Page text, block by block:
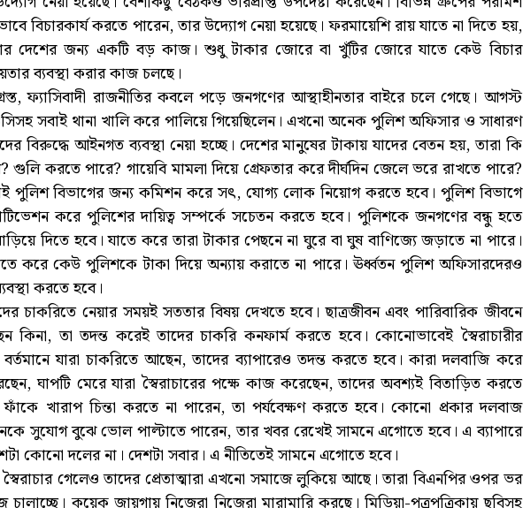
বিচারকার্য করতে পারেন, তার উদ্যোগ নেয়া হয়েছে। ফরমায়েশি রায় যাতে না দিতে হয়,
দেশের জন্য একটি বড় কাজ। শুধু টাকার জোরে বা খুঁটির জোরে যাতে কেউ বিচার
ব্যবস্থা করার কাজ চলছে।
ফ্যাসিবাদী রাজনীতির কবলে পড়ে জনগণের আস্থাহীনতার বাইরে চলে গেছে। আগস্ট
সবাই থানা খালি করে পালিয়ে গিয়েছিলেন। এখনো অনেক পুলিশ অফিসার ও সাধারণ
বিরুদ্ধে আইনগত ব্যবস্থা নেয়া হচ্ছে। দেশের মানুষের টাকায় যাদের বেতন হয়, তারা কি
করতে পারে? গায়েবি মামলা দিয়ে গ্রেফতার করে দীর্ঘদিন জেলে ভরে রাখতে পারে?
পুলিশ বিভাগের জন্য কমিশন করে সৎ, যোগ্য লোক নিয়োগ করতে হবে। পুলিশ বিভাগে
করে পুলিশের দায়িত্ব সম্পর্কে সচেতন করতে হবে। পুলিশকে জনগণের বন্ধু হতে
দিতে হবে। যাতে করে তারা টাকার পেছনে না ঘুরে বা ঘুষ বাণিজ্যে জড়াতে না পারে।
কেউ পুলিশকে টাকা দিয়ে অন্যায় করাতে না পারে। ঊর্ধ্বতন পুলিশ অফিসারদেরও
করতে হবে।
চাকরিতে নেয়ার সময়ই সততার বিষয় দেখতে হবে। ছাত্রজীবন এবং পারিবারিক জীবনে
কিনা, তা তদন্ত করেই তাদের চাকরি কনফার্ম করতে হবে। কোনোভাবেই স্বৈরাচারীর
যারা চাকরিতে আছেন, তাদের ব্যাপারেও তদন্ত করতে হবে। কারা দলবাজি করে
ঘাপটি মেরে যারা স্বৈরাচারের পক্ষে কাজ করেছেন, তাদের অবশ্যই বিতাড়িত করতে
ফাঁকে খারাপ চিন্তা করতে না পারেন, তা পর্যবেক্ষণ করতে হবে। কোনো প্রকার দলবাজ
সুযোগ বুঝে ভোল পাল্টাতে পারেন, তার খবর রেখেই সামনে এগোতে হবে। এ ব্যাপারে
কোনো দলের না। দেশটা সবার। এ নীতিতেই সামনে এগোতে হবে।
গেলেও তাদের প্রেতাত্মারা এখনো সমাজে লুকিয়ে আছে। তারা বিএনপির ওপর ভর